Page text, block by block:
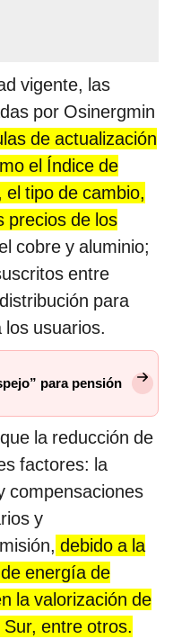
vigente, las
por Osinergmin
de actualización
el Índice de
tipo de cambio,
precios de los
cobre y aluminio;
entre
para
usuarios.
para pensión
la reducción de
factores: la
compensaciones
y
debido a la
energía de
la valorización de
entre otros.